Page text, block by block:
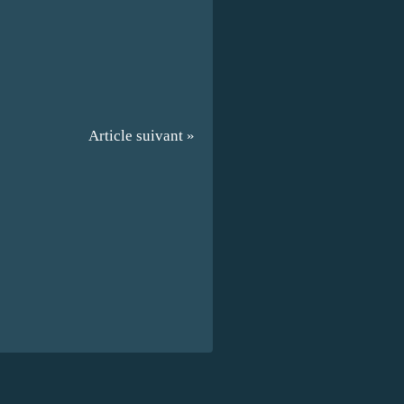
Article suivant »